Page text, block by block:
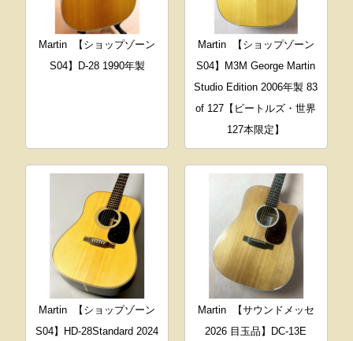
Martin
【ショップゾーン
S04】D-28 1990年製
Martin
【ショップゾーン
S04】M3M George Martin
Studio Edition 2006年製 83
of 127【ビートルズ・世界
127本限定】
Martin
【ショップゾーン
S04】HD-28Standard 2024
Martin
【サウンドメッセ
2026 目玉品】DC-13E